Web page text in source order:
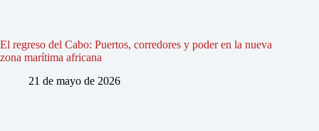
El regreso del Cabo: Puertos, corredores y poder en la nueva
zona marítima africana
21 de mayo de 2026